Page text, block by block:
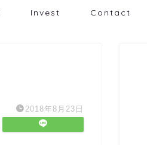
Invest Contact
2018年8月23日